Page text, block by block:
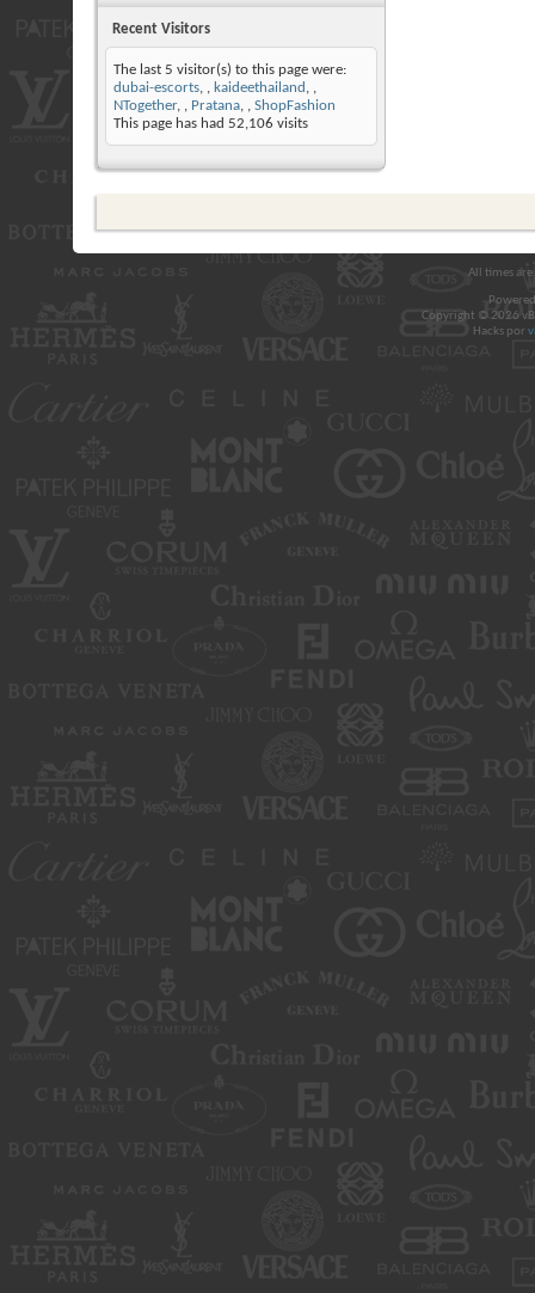
Recent Visitors
The last 5 visitor(s) to this page were:
dubai-escorts, kaideethailand ,
NTogether, Pratana,
ShopFashion
This page has had 52,106 visits
All times
Copyright © 2026
Hacks por